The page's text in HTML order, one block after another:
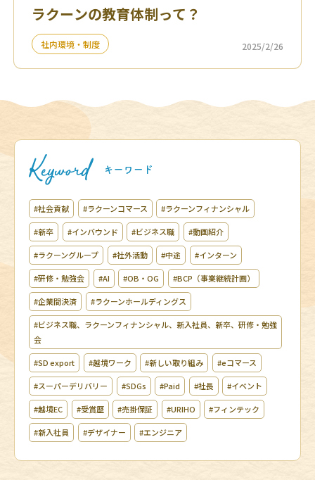
ラクーンの教育体制って？
社内環境・制度 2025/2/26
#社会貢献 #ラクーンコマース #ラクーンフィナンシャル
#新卒 #インバウンド #ビジネス職 #動画紹介
#ラクーングループ #社外活動 #中途 #インターン
#研修・勉強会 #AI #OB・OG #BCP（事業継続計画）
#企業間決済 #ラクーンホールディングス
#ビジネス職、ラクーンフィナンシャル、新入社員、新卒、研修・勉強
会
#SD export #越境ワーク #新しい取り組み #eコマース
#スーパーデリバリー #SDGs #Paid #社長 #イベント
#越境EC #受賞歴 #売掛保証 #URIHO #フィンテック
#新入社員 #デザイナー #エンジニア